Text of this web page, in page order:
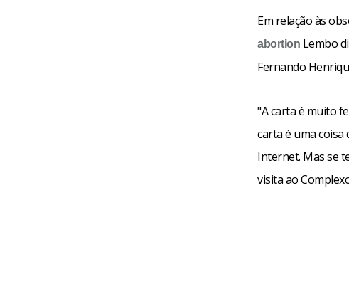
Em relação às
abortion Lembo
Fernando
"A carta é muito
carta é uma coisa
Internet. Mas se
visita ao